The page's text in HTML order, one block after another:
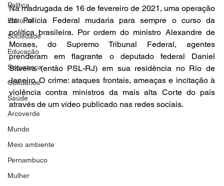
Política
Editorial
Sociedade
Educação
Segurança
Obituários
Saúde
Arcoverde
Mundo
Meio ambiente
Pernambuco
Mulher
Na madrugada de 16 de fevereiro de 2021, uma operação
da Polícia Federal mudaria para sempre o curso da
política brasileira. Por ordem do ministro Alexandre de
Moraes, do Supremo Tribunal Federal, agentes
prenderam em flagrante o deputado federal Daniel
Silveira (então PSL-RJ) em sua residência no Rio de
Janeiro. O crime: ataques frontais, ameaças e incitação à
violência contra ministros da mais alta Corte do país
através de um vídeo publicado nas redes sociais.